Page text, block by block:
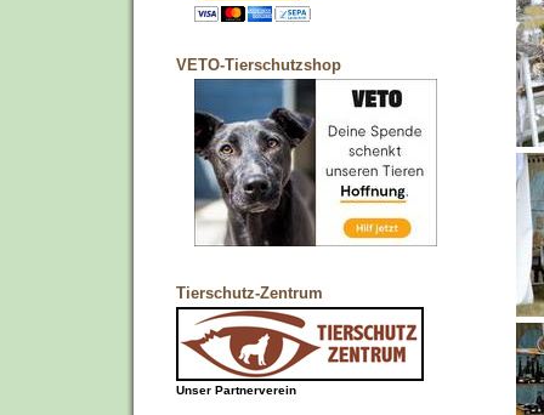
VETO-Tierschutzshop
Tierschutz-Zentrum
Unser Partnerverein